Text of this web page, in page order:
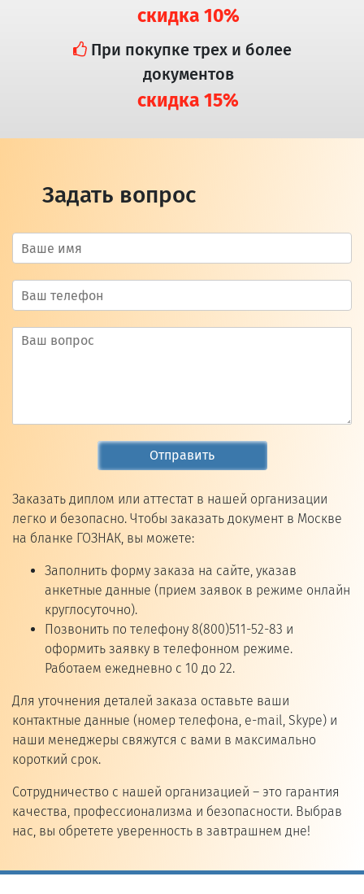
скидка 10%
При покупке трех и более
документов
скидка 15%
Задать вопрос
Отправить
Заказать диплом или аттестат в нашей организации
легко и безопасно. Чтобы заказать документ в Москве
на бланке ГОЗНАК, вы можете:
Заполнить форму заказа на сайте, указав
анкетные данные (прием заявок в режиме онлайн
круглосуточно).
Позвонить по телефону 8(800)511-52-83 и
оформить заявку в телефонном режиме.
Работаем ежедневно с 10 до 22.
Для уточнения деталей заказа оставьте ваши
контактные данные (номер телефона, e-mail, Skype) и
наши менеджеры свяжутся с вами в максимально
короткий срок.
Сотрудничество с нашей организацией – это гарантия
качества, профессионализма и безопасности. Выбрав
нас, вы обретете уверенность в завтрашнем дне!